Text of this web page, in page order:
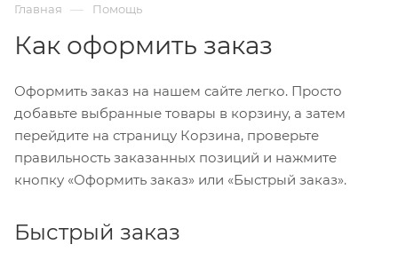
Главная — Помощь
Как оформить заказ
Оформить заказ на нашем сайте легко. Просто
добавьте выбранные товары в корзину, а затем
перейдите на страницу Корзина, проверьте
правильность заказанных позиций и нажмите
кнопку «Оформить заказ» или «Быстрый заказ».
Быстрый заказ